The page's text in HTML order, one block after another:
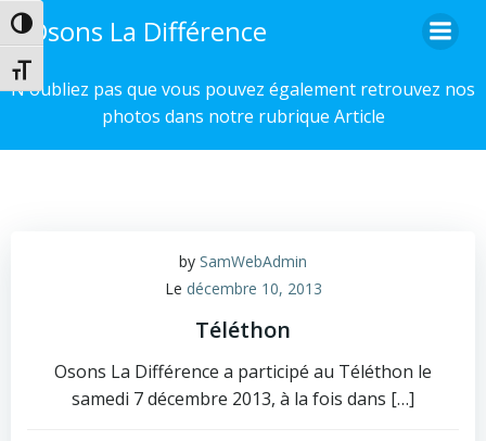
Passer en contraste élevé
Changer la taille de la police
au
Osons La Différence
N'oubliez pas que vous pouvez également retrouvez nos
photos dans notre rubrique Article
by SamWebAdmin
Le décembre 10, 2013
Téléthon
Osons La Différence a participé au Téléthon le
samedi 7 décembre 2013, à la fois dans […]